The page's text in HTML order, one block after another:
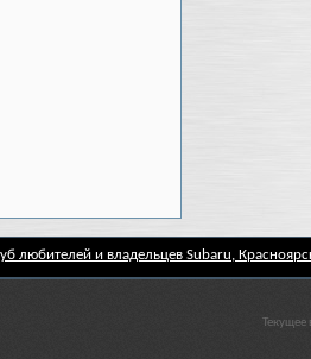
любителей и владельцев Subaru,
Текущее